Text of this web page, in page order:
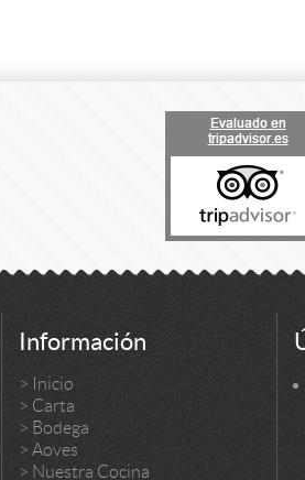
Información
> Inicio
> Carta
> Bodega
> Aoves
> Nuestra Cocina